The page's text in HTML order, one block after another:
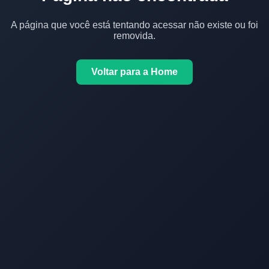
A página que você está tentando acessar não existe ou foi
removida.
Voltar para a Home